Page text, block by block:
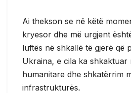
Ai thekson se në këtë
kryesor dhe më urgjent
luftës në shkallë të gjerë që
Ukraina, e cila ka shkaktuar
humanitare dhe shkatërrim
infrastrukturës.